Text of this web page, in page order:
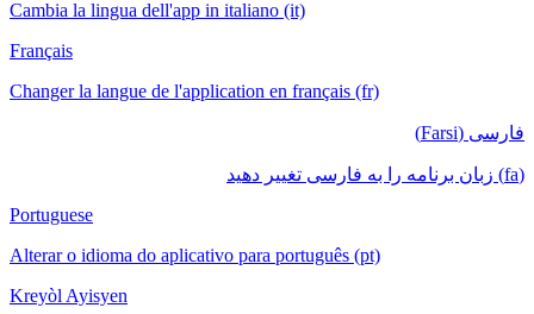
Cambia la lingua dell'app in italiano (it)
Français
Changer la langue de l'application en français (fr)
فارسی (Farsi)
(fa) زبان برنامه را به فارسی تغییر دهید
Portuguese
Alterar o idioma do aplicativo para português (pt)
Kreyòl Ayisyen